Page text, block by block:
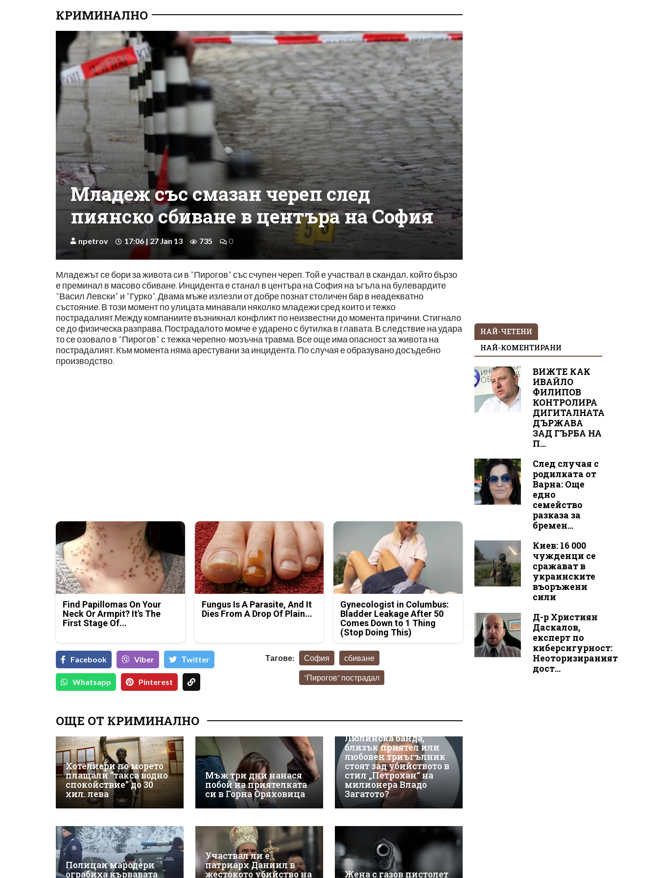
КРИМИНАЛНО
Младеж със смазан череп след
пиянско сбиване в центъра на София
npetrov 17:06 | 27 Jan 13 735 0
Младежът се бори за живота си в "Пирогов" със счупен череп. Той е участвал в скандал, който бързо
е преминал в масово сбиване. Инцидента е станал в центъра на София на ъгъла на булевардите
"Васил Левски" и "Гурко". Двама мъже излезли от добре познат столичен бар в неадекватно
състояние. В този момент по улицата минавали няколко младежи сред които и тежко
пострадалият.Между компаниите възникнал конфликт по неизвестни до момента причини. Стигнало
се до физическа разправа. Пострадалото момче е ударено с бутилка в главата. В следствие на удара
то се озовало в "Пирогов" с тежка черепно-мозъчна травма. Все още има опасност за живота на
пострадалият. Към момента няма арестувани за инцидента. По случая е образувано досъдебно
производство.
Find Papillomas On Your
Neck Or Armpit? It's The
First Stage Of...
Fungus Is A Parasite, And It
Dies From A Drop Of Plain...
Gynecologist in Columbus:
Bladder Leakage After 50
Comes Down to 1 Thing
(Stop Doing This)
Facebook Viber Тwitter
Whatsapp Pinterest
Тагове: София сбиване
"Пирогов" пострадал
ОЩЕ ОТ КРИМИНАЛНО
Хотелиери по морето
плащали "такса водно
спокойствие" до 30
хил. лева
Мъж три дни нанася
побой на приятелката
си в Горна Оряховица
Люлинска банда,
близък приятел или
любовен триъгълник
стоят зад убийството в
стил „Петрохан“ на
милионера Владо
Загатото?
Полицаи мародери
ограбиха кървавата
Участвал ли е
патриарх Даниил в
жестокото убийство на
Жена с газов пистолет
НАЙ-ЧЕТЕНИ
НАЙ-КОМЕНТИРАНИ
ВИЖТЕ КАК
ИВАЙЛО
ФИЛИПОВ
КОНТРОЛИРА
ДИГИТАЛНАТА
ДЪРЖАВА
ЗАД ГЪРБА НА
П...
След случая с
родилката от
Варна: Още
едно
семейство
разказа за
бремен...
Киев: 16 000
чужденци се
сражават в
украинските
въоръжени
сили
Д-р Християн
Даскалов,
експерт по
киберсигурност:
Неоторизираният
дост...